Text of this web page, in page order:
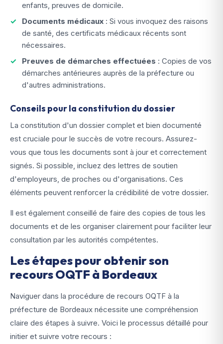
enfants, preuves de domicile.
Documents médicaux : Si vous invoquez des raisons
de santé, des certificats médicaux récents sont
nécessaires.
Preuves de démarches effectuées : Copies de vos
démarches antérieures auprès de la préfecture ou
d'autres administrations.
Conseils pour la constitution du dossier
La constitution d'un dossier complet et bien documenté
est cruciale pour le succès de votre recours. Assurez-
vous que tous les documents sont à jour et correctement
signés. Si possible, incluez des lettres de soutien
d'employeurs, de proches ou d'organisations. Ces
éléments peuvent renforcer la crédibilité de votre dossier.
Il est également conseillé de faire des copies de tous les
documents et de les organiser clairement pour faciliter leur
consultation par les autorités compétentes.
Les étapes pour obtenir son
recours OQTF à Bordeaux
Naviguer dans la procédure de recours OQTF à la
préfecture de Bordeaux nécessite une compréhension
claire des étapes à suivre. Voici le processus détaillé pour
initier et suivre votre recours :